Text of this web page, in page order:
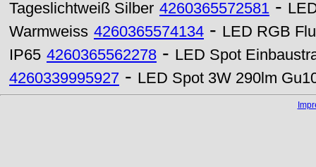
Tageslichtweiß Silber 4260365572581 -
Warmweiss 4260365574134 - LED RGB
IP65 4260365562278 - LED Spot
4260339995927 - LED Spot 3W 290lm